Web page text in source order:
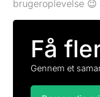
brugeroplevelse 😉
Få
Gennem et